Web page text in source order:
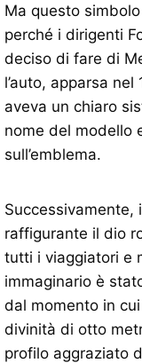
Ma questo
perché i dirigenti
deciso di fare di
l’auto, apparsa
aveva un chiaro
nome del modello
sull’emblema.
Successivamente,
raffigurante il dio
tutti i viaggiatori e
immaginario è
dal momento in
divinità di otto
profilo aggraziato